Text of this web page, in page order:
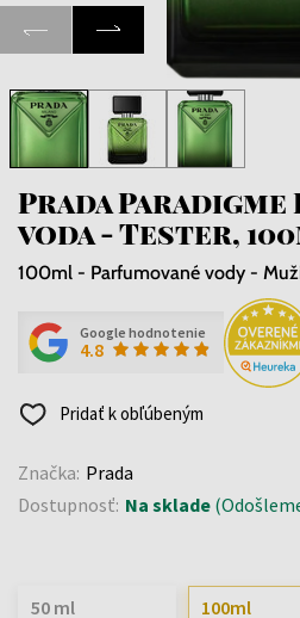
Prada Paradigme
voda - Tester,
100ml - Parfumované vody -
Google hodnotenie
4.8
Pridať k obľúbeným
Značka: Prada
Dostupnosť: Na sklade
50 ml 100ml